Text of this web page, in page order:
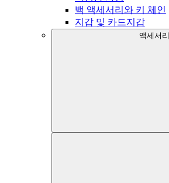
백 액세서리와 키 체인
지갑 및 카드지갑
액세서리